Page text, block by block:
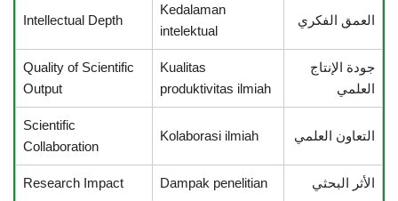
العمق الفكري
Kedalaman
intelektual
Intellectual Depth
جودة الإنتاج
العلمي
Kualitas
produktivitas ilmiah
Quality of Scientific
Output
التعاون العلمي Kolaborasi ilmiah
Scientific
Collaboration
الأثر البحثي Dampak penelitian
Research Impact